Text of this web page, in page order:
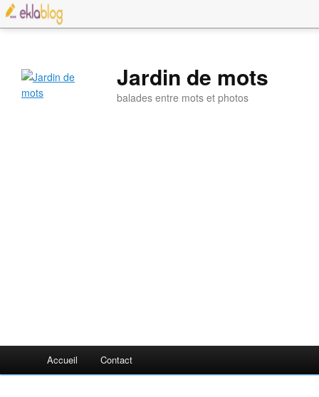
Jardin de mots
balades entre mots et photos
Accueil Contact